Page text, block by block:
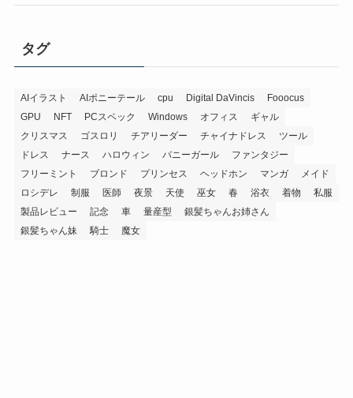
タグ
AIイラスト AIポニーテール cpu Digital DaVincis
Fooocus
GPU
NFT PCスペック Windows オフィス
ギャル
クリスマス
ゴスロリ チアリーダー チャイナドレス
ツール
ドレス
ナース ハロウィン バニーガール
ファンタジー
フリーミント
ブロンド プリンセス ヘッドホン マンガ
メイド
ロシデレ
制服 医師 夜景 天使 巫女 春 浴衣 着物
私服
製品レビュー
記念 車 量産型
銀髪ちゃんお姉さん
銀髪ちゃん妹
騎士 魔女